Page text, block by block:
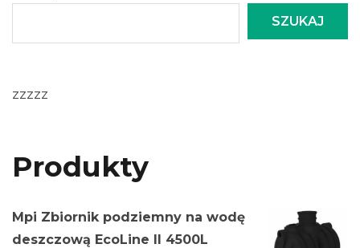
SZUKAJ
zzzzz
Produkty
Mpi Zbiornik podziemny na wodę
deszczową EcoLine II 4500L